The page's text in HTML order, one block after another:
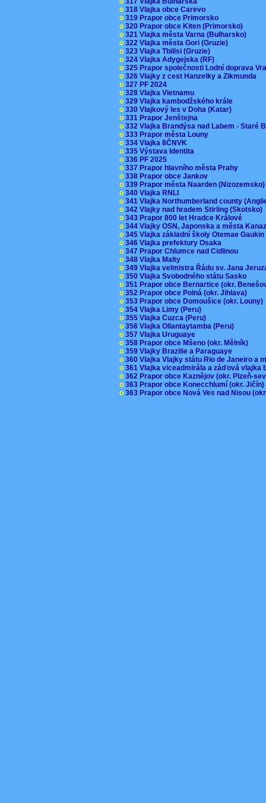
o 318 Vlajka obce Carevo
o 319 Prapor obce Primorsko
o 320 Prapor obce Kiten (Primorsko)
o 321 Vlajka města Varna (Bulharsko)
o 322 Vlajka města Gori (Gruzie)
o 323 Vlajka Tbilisi (Gruzie)
o 324 Vlajka Adygejska (RF)
o 325 Prapor společnosti Lodní doprava
o 326 Vlajky z cest Hanzelky a Zikmunda
o 327 PF 2024
o 328 Vlajka Vietnamu
o 329 Vlajka kambodžského krále
o 330 Vlajkový les v Doha (Katar)
o 331 Prapor Jenštejna
o 332 Vlajka Brandýsa nad Labem - Staré
o 333 Prapor města Louny
o 334 Vlajka 8ČNVK
o 335 Výstava Identita
o 336 PF 2025
o 337 Prapor hlavního města Prahy
o 338 Prapor obce Jankov
o 339 Prapor města Naarden
o 340 Vlajka RNLI
o 341 Vlajka Northumberland county
o 342 Vlajky nad hradem Stirling (Skotsko)
o 343 Prapor 800 let Hradce Králové
o 344 Vlajky OSN, Japonska a města
o 345 Vlajka základní školy Otemae
o 346 Vlajka prefektury Osaka
o 347 Prapor Chlumce nad Cidlinou
o 348 Vlajka Malty
o 349 Vlajka velmistra Řádu sv. Jana
o 350 Vlajka Svobodného státu Sasko
o 351 Prapor obce Bernartice (okr.
o 352 Prapor obce Polná (okr. Jihlava)
o 353 Prapor obce Domoušice (okr. Louny)
o 354 Vlajka Limy (Peru)
o 355 Vlajka Cuzca (Peru)
o 356 Vlajka Ollantaytamba (Peru)
o 357 Vlajka Uruguaye
o 358 Prapor obce Mšeno (okr. Mělník)
o 359 Vlajky Brazilie a Paraguaye
o 360 Vlajka Vlajky státu Rio de Janeiro a
o 361 Vlajka viceadmirála a záďová
o 362 Prapor obce Kaznějov (okr. Plzeň-
o 363 Prapor obce Konecchlumí (okr.
o 363 Prapor obce Nová Ves nad Nisou